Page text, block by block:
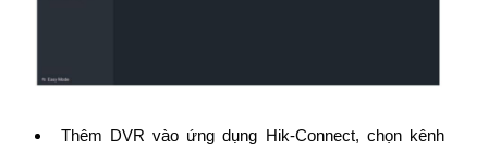
Thêm DVR vào ứng dụng Hik-Connect, chọn kênh